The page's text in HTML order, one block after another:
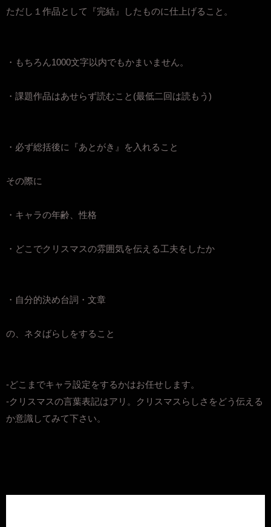
ただし１作品として『完結』したものに仕上げること。
・もちろん1000文字以内でもかまいません。
・課題作品はあせらず読むこと(最低二回は読もう)
・必ず総括後に『あとがき』を入れること
その際に
・キャラの年齢、性格
・どこでクリスマスの雰囲気を伝える工夫をしたか
・自分的決め台詞・文章
の、ネタばらしをすること
-どこまでキャラ設定をするかはお任せします。
-クリスマスの言葉表記はアリ。クリスマスらしさをどう伝える
か意識してみて下さい。